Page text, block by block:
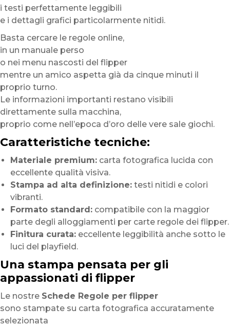
i testi perfettamente leggibili
e i dettagli grafici particolarmente nitidi.
Basta cercare le regole online,
in un manuale perso
o nei menu nascosti del flipper
mentre un amico aspetta già da cinque minuti il
proprio turno.
Le informazioni importanti restano visibili
direttamente sulla macchina,
proprio come nell’epoca d’oro delle vere sale giochi.
Caratteristiche tecniche:
Materiale premium: carta fotografica lucida con
eccellente qualità visiva.
Stampa ad alta definizione: testi nitidi e colori
vibranti.
Formato standard: compatibile con la maggior
parte degli alloggiamenti per carte regole dei flipper.
Finitura curata: eccellente leggibilità anche sotto le
luci del playfield.
Una stampa pensata per gli
appassionati di flipper
Le nostre Schede Regole per flipper
sono stampate su carta fotografica accuratamente
selezionata